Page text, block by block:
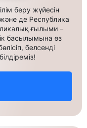
беру жүйесін
де Республика
ғылыми –
басылымына өз
белсенді